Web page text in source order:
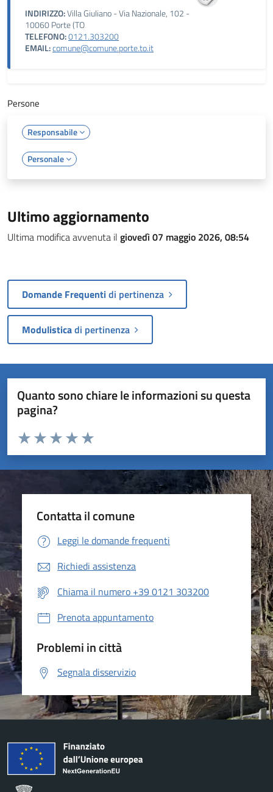
INDIRIZZO:Villa Giuliano - Via Nazionale, 102 -
10060 Porte (TO
TELEFONO:0121.303200
EMAIL:comune@comune.porte.to.it
Persone
Responsabile
Personale
Ultimo aggiornamento
Ultima modifica avvenuta il giovedì 07 maggio 2026, 08:54
Domande Frequentidi pertinenza
Modulisticadi pertinenza
Quanto sono chiare le informazioni su questa
pagina?
Valuta da 1 a 5 stelle la pagina
Valuta 5 stelle su 5
Valuta 4 stelle su 5
Valuta 3 stelle su 5
Valuta 2 stelle su 5
Valuta 1 stelle su 5
Contatta il comune
Leggi le domande frequenti
Richiedi assistenza
Chiama il numero +39 0121 303200
Prenota appuntamento
Problemi in città
Segnala disservizio